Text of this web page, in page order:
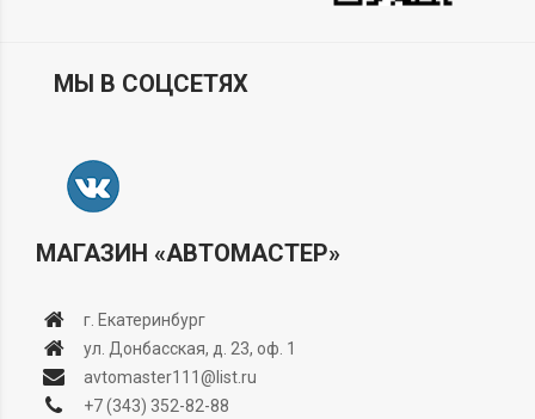
МЫ В СОЦСЕТЯХ
МАГАЗИН «АВТОМАСТЕР»
г. Екатеринбург
ул. Донбасская, д. 23, оф. 1
avtomaster111@list.ru
+7 (343) 352-82-88